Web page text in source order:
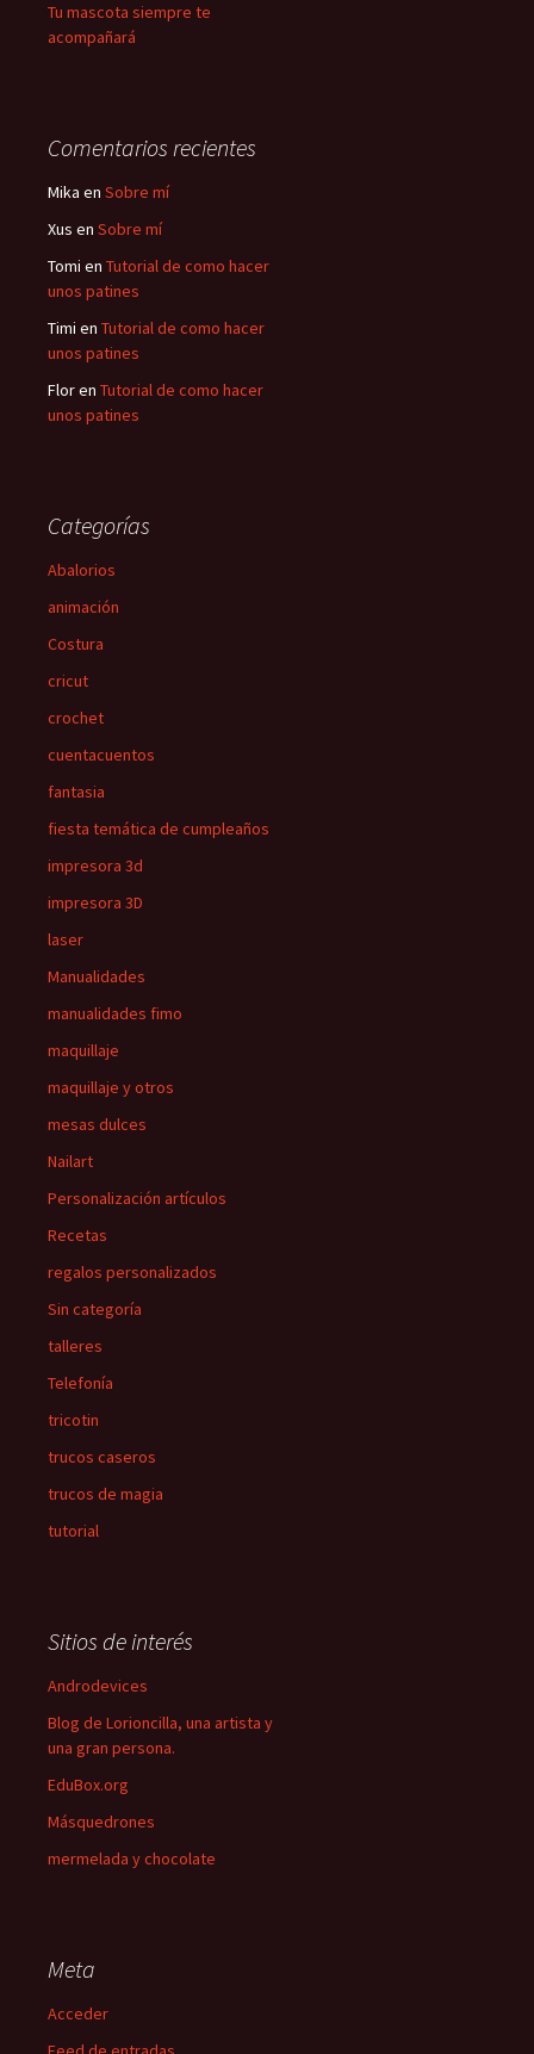
Tu mascota siempre te
acompañará
Comentarios recientes
Mika en Sobre mí
Xus en Sobre mí
Tomi en Tutorial de como hacer
unos patines
Timi en Tutorial de como hacer
unos patines
Floren Tutorial de como hacer
unos patines
Categorías
Abalorios
animación
Costura
cricut
crochet
cuentacuentos
fantasia
fiesta temática de cumpleaños
impresora 3d
impresora 3D
laser
Manualidades
manualidades fimo
maquillaje
maquillaje y otros
mesas dulces
Nailart
Personalización artículos
Recetas
regalos personalizados
Sin categoría
talleres
Telefonía
tricotin
trucos caseros
trucos de magia
tutorial
Sitios de interés
Androdevices
Blog de Lorioncilla, una artista y
una gran persona.
EduBox.org
Másquedrones
mermelada y chocolate
Meta
Acceder